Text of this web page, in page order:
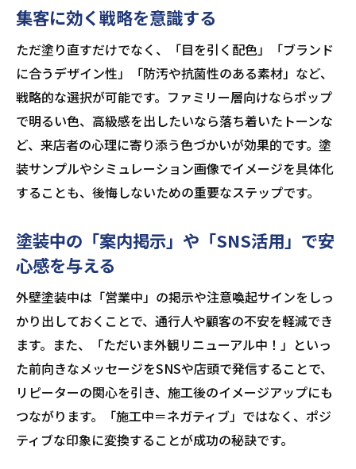
集客に効く戦略を意識する
ただ塗り直すだけでなく、「目を引く配色」「ブランド
に合うデザイン性」「防汚や抗菌性のある素材」など、
戦略的な選択が可能です。ファミリー層向けならポップ
で明るい色、高級感を出したいなら落ち着いたトーンな
ど、来店者の心理に寄り添う色づかいが効果的です。塗
装サンプルやシミュレーション画像でイメージを具体化
することも、後悔しないための重要なステップです。
塗装中の「案内掲示」や「SNS活用」で安
心感を与える
外壁塗装中は「営業中」の掲示や注意喚起サインをしっ
かり出しておくことで、通行人や顧客の不安を軽減でき
ます。また、「ただいま外観リニューアル中！」といっ
た前向きなメッセージをSNSや店頭で発信することで、
リピーターの関心を引き、施工後のイメージアップにも
つながります。「施工中＝ネガティブ」ではなく、ポジ
ティブな印象に変換することが成功の秘訣です。